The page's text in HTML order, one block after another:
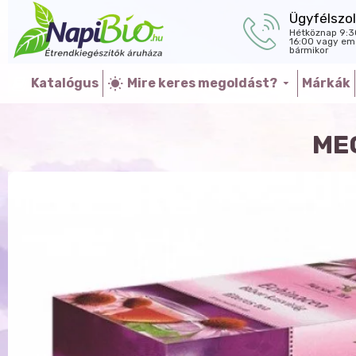
Hétköznap
16:00 vagy
bármikor
Katalógus Mire keres megoldást? Márkák